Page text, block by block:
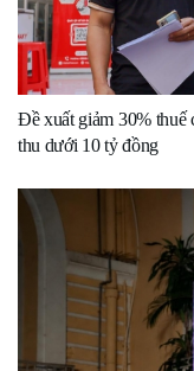
Đề xuất giảm 30% thuế
thu dưới 10 tỷ đồng